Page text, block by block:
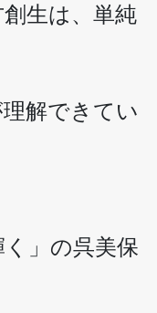
生は、単純
解できてい
」の呉美保